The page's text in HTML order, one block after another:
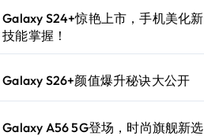
Galaxy S24+惊艳上市，手机美化新
技能掌握！
Galaxy S26+颜值爆升秘诀大公开
Galaxy A56 5G登场，时尚旗舰新选